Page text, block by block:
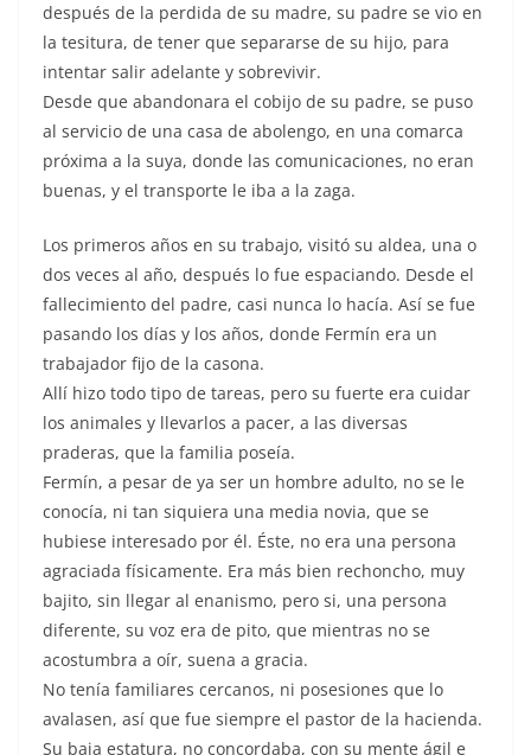
después de la perdida de su madre, su padre se vio en
la tesitura, de tener que separarse de su hijo, para
intentar salir adelante y sobrevivir.
Desde que abandonara el cobijo de su padre, se puso
al servicio de una casa de abolengo, en una comarca
próxima a la suya, donde las comunicaciones, no eran
buenas, y el transporte le iba a la zaga.
Los primeros años en su trabajo, visitó su aldea, una o
dos veces al año, después lo fue espaciando. Desde el
fallecimiento del padre, casi nunca lo hacía. Así se fue
pasando los días y los años, donde Fermín era un
trabajador fijo de la casona.
Allí hizo todo tipo de tareas, pero su fuerte era cuidar
los animales y llevarlos a pacer, a las diversas
praderas, que la familia poseía.
Fermín, a pesar de ya ser un hombre adulto, no se le
conocía, ni tan siquiera una media novia, que se
hubiese interesado por él. Éste, no era una persona
agraciada físicamente. Era más bien rechoncho, muy
bajito, sin llegar al enanismo, pero si, una persona
diferente, su voz era de pito, que mientras no se
acostumbra a oír, suena a gracia.
No tenía familiares cercanos, ni posesiones que lo
avalasen, así que fue siempre el pastor de la hacienda.
Su baja estatura, no concordaba, con su mente ágil e